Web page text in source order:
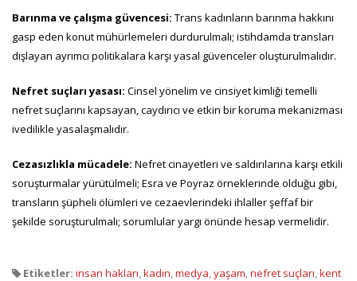
Barınma ve çalışma güvencesi: Trans kadınların barınma hakkını
gasp eden konut mühürlemeleri durdurulmalı; istihdamda transları
dışlayan ayrımcı politikalara karşı yasal güvenceler oluşturulmalıdır.
Nefret suçları yasası: Cinsel yönelim ve cinsiyet kimliği temelli
nefret suçlarını kapsayan, caydırıcı ve etkin bir koruma mekanizması
ivedilikle yasalaşmalıdır.
Cezasızlıkla mücadele: Nefret cinayetleri ve saldırılarına karşı etkili
soruşturmalar yürütülmeli; Esra ve Poyraz örneklerinde olduğu gibi,
transların şüpheli ölümleri ve cezaevlerindeki ihlaller şeffaf bir
şekilde soruşturulmalı; sorumlular yargı önünde hesap vermelidir.
Etiketler: insan hakları,kadın,medya,yaşam,nefret suçları,kent